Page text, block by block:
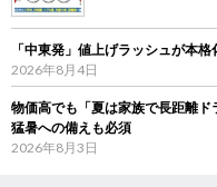
「中東発」値上げラッシュが本
2026年8月4日
物価高でも「夏は家族で長距離
猛暑への備えも必須
2026年8月3日